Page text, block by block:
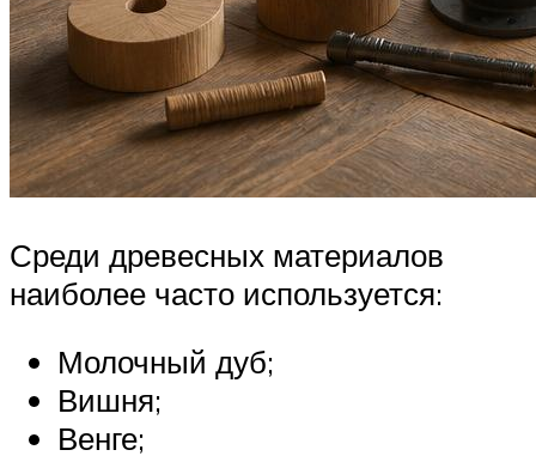
Среди древесных материалов
наиболее часто используется:
Молочный дуб;
Вишня;
Венге;